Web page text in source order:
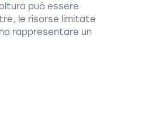
può essere
le risorse limitate
rappresentare un